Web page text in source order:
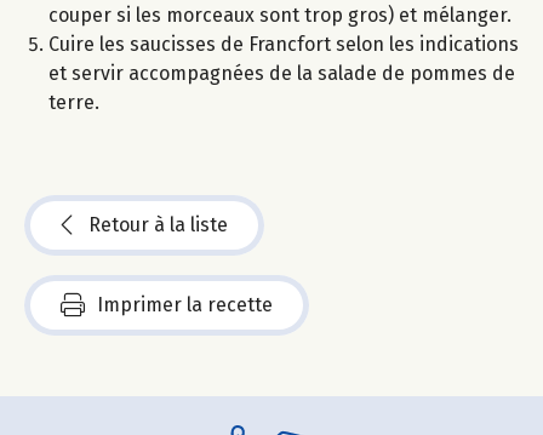
couper si les morceaux sont trop gros) et mélanger.
Cuire les saucisses de Francfort selon les indications
et servir accompagnées de la salade de pommes de
terre.
Retour à la liste
Imprimer la recette